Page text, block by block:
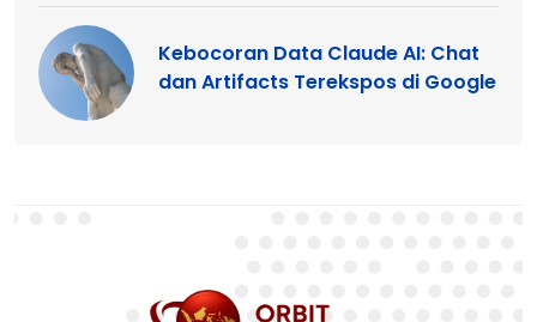
Kebocoran Data Claude AI: Chat
dan Artifacts Terekspos di Google